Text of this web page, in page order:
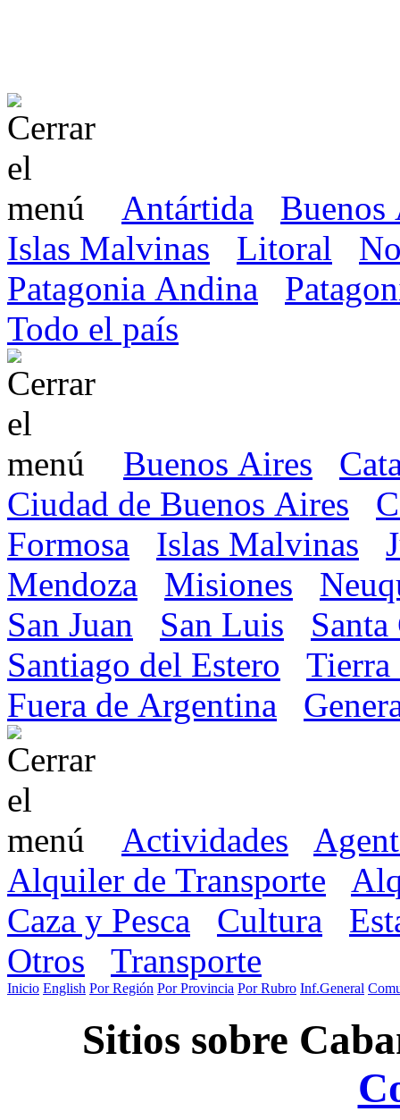
Antártida
Buenos
Islas Malvinas
Litoral
Patagonia Andina
Todo el país
Buenos Aires
Ciudad de Buenos Aires
Formosa
Islas Malvinas
Mendoza
Misiones
San Juan
San Luis
Santiago del Estero
Tierra
Fuera de Argentina
Actividades
Alquiler de Transporte
Caza y Pesca
Cultura
Otros
Transporte
Inicio English Por Región Por Provincia Por Rubro Inf.General
Sitios sobre